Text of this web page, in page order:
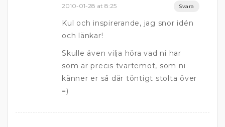
2010-01-28 at 8:25 Svara
Kul och inspirerande, jag snor idén
och länkar!
Skulle även vilja höra vad ni har
som är precis tvärtemot, som ni
känner er så där töntigt stolta över
=)